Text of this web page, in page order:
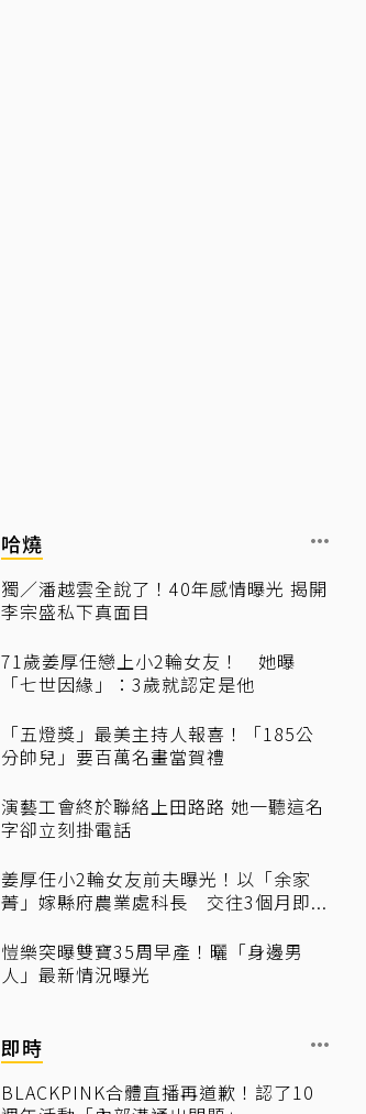
哈燒
獨／潘越雲全說了！40年感情曝光 揭開
李宗盛私下真面目
71歲姜厚任戀上小2輪女友！ 她曝
「七世因緣」：3歲就認定是他
「五燈獎」最美主持人報喜！「185公
分帥兒」要百萬名畫當賀禮
演藝工會終於聯絡上田路路 她一聽這名
字卻立刻掛電話
姜厚任小2輪女友前夫曝光！以「余家
菁」嫁縣府農業處科長 交往3個月即...
愷樂突曝雙寶35周早產！曬「身邊男
人」最新情況曝光
即時
BLACKPINK合體直播再道歉！認了10